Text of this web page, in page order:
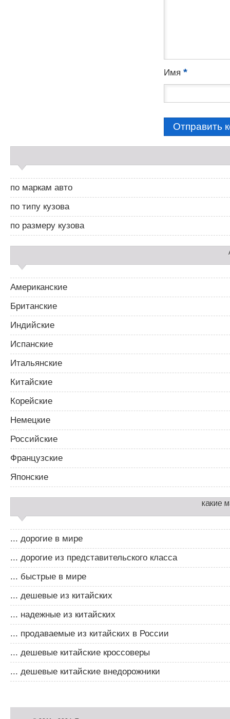
р
и
я
м
Имя *
д
б
а
р
2
по маркам авто
по типу кузова
по размеру кузова
Американские
Британские
Индийские
Испанские
Итальянские
Китайские
Корейские
Немецкие
Российские
Французские
Японские
какие
... дорогие в мире
... дорогие из представительского класса
... быстрые в мире
... дешевые из китайских
... надежные из китайских
... продаваемые из китайских в России
... дешевые китайские кроссоверы
... дешевые китайские внедорожники